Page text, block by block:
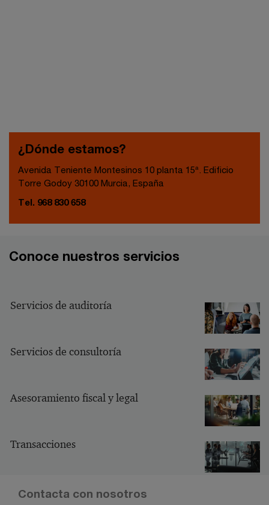
¿Dónde estamos?
Avenida Teniente Montesinos 10 planta 15ª. Edificio
Torre Godoy 30100 Murcia, España
Tel. 968 830 658
Conoce nuestros servicios
Servicios de auditoría
Servicios de consultoría
Asesoramiento fiscal y legal
Transacciones
Contacta con nosotros